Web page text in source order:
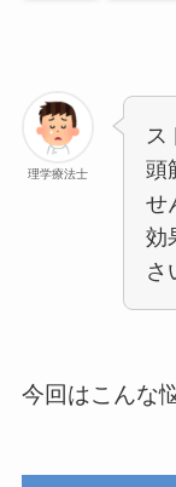
理学療法士
ス
頭
せ
効
さ
今回はこんな